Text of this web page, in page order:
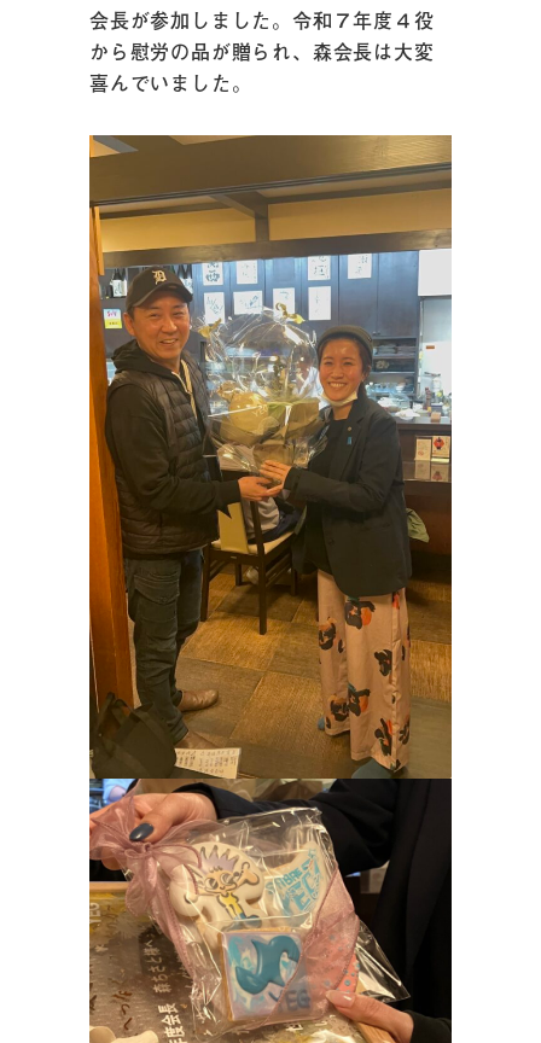
会長が参加しました。令和７年度４役
から慰労の品が贈られ、森会長は大変
喜んでいました。